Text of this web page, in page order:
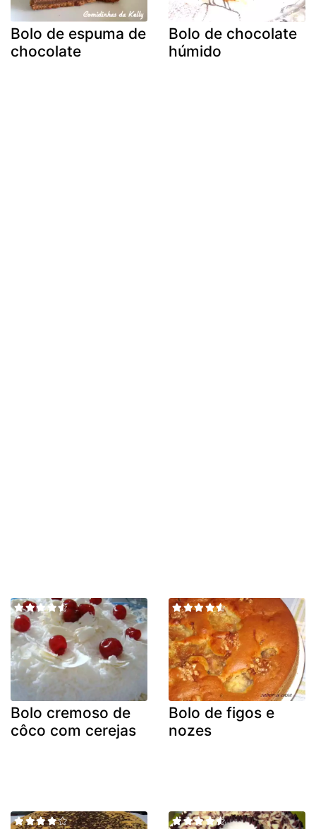
Bolo de espuma de
chocolate
Bolo de chocolate
húmido
Bolo cremoso de
côco com cerejas
Bolo de figos e
nozes